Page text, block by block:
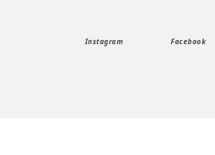
Instagram Facebook